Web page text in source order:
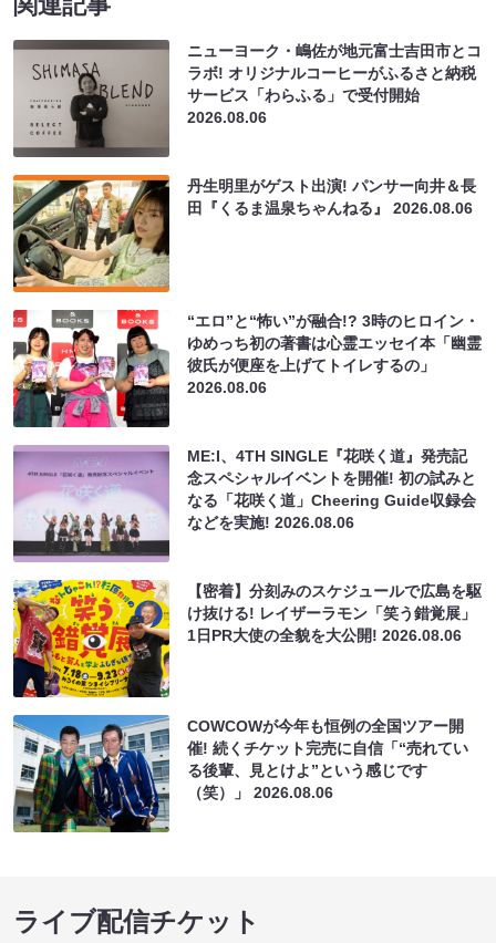
ニューヨーク・嶋佐が地元富士吉田市とコ
ラボ! オリジナルコーヒーがふるさと納税
サービス「わらふる」で受付開始
2026.08.06
丹生明里がゲスト出演! パンサー向井＆長
田『くるま温泉ちゃんねる』2026.08.06
“エロ”と“怖い”が融合!? 3時のヒロイン・
ゆめっち初の著書は心霊エッセイ本「幽霊
彼氏が便座を上げてトイレするの」
2026.08.06
ME:I、4TH SINGLE『花咲く道』発売記
念スペシャルイベントを開催! 初の試みと
なる「花咲く道」Cheering Guide収録会
などを実施!2026.08.06
【密着】分刻みのスケジュールで広島を駆
け抜ける! レイザーラモン「笑う錯覚展」
1日PR大使の全貌を大公開!2026.08.06
COWCOWが今年も恒例の全国ツアー開
催! 続くチケット完売に自信「“売れてい
る後輩、見とけよ”という感じです
（笑）」2026.08.06
ライブ配信チケット